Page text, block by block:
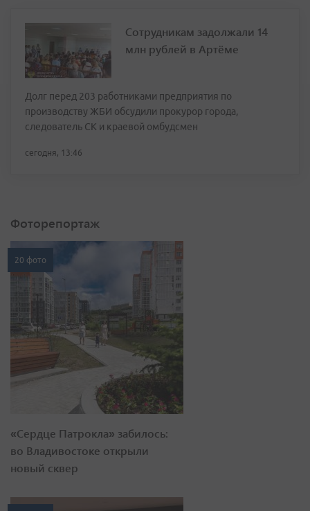
Сотрудникам задолжали 14
млн рублей в Артёме
Долг перед 203 работниками предприятия по
производству ЖБИ обсудили прокурор города,
следователь СК и краевой омбудсмен
сегодня, 13:46
Фоторепортаж
20 фото
«Сердце Патрокла» забилось:
во Владивостоке открыли
новый сквер